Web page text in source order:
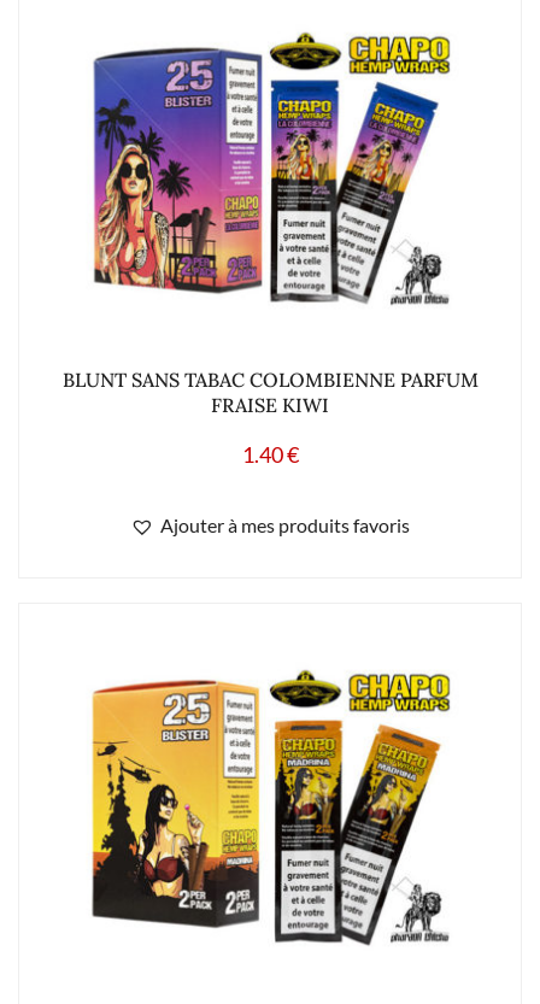
BLUNT SANS TABAC COLOMBIENNE PARFUM
FRAISE KIWI
1.40€
Ajouter à mes produits favoris